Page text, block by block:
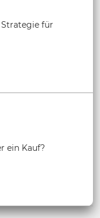
Strategie für
ein Kauf?